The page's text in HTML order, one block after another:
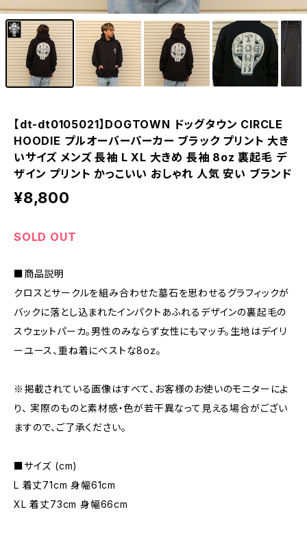
【dt-dt0105021】DOGTOWN ドッグタウン CIRCLE
HOODIE プルオーバーパーカー ブラック プリント 大き
いサイズ メンズ 長袖 L XL 大きめ 長袖 8oz 裏起毛 デ
ザイン プリント かっこいい おしゃれ 人気 安い ブランド
¥8,800
SOLD OUT
■商品説明
クロスとサークルを組み合わせた墓石を思わせるグラフィックが
バックに落とし込まれたインパクトあふれるデザインの裏起毛の
スウェットパーカ。男性のみならず女性にもマッチ。生地はデイリ
ーユース、重ね着にベストな8oz。
※掲載されている画像はすべて、お客様のお使いのモニターによ
り、 実際のものと素材感・色が若干異なって見える場合がござい
ますので、ご了承ください。
■サイズ (cm)
L 着丈71cm 身幅61cm
XL 着丈73cm 身幅66cm